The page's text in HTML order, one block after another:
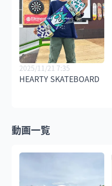
2025/11/21 7:35
HEARTY SKATEBOARD
動画一覧